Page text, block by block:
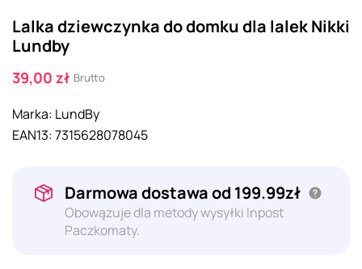
Lalka dziewczynka do domku dla lalek Nikki
Lundby
39,00 zł Brutto
Marka: LundBy
EAN13:7315628078045
Darmowa dostawa od 199.99zł
Obowązuje dla metody wysyłki Inpost
Paczkomaty.